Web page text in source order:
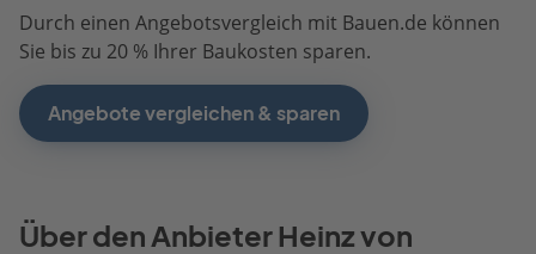
Durch einen Angebotsvergleich mit Bauen.de können
Sie bis zu 20 % Ihrer Baukosten sparen.
Angebote vergleichen & sparen
Über den Anbieter Heinz von